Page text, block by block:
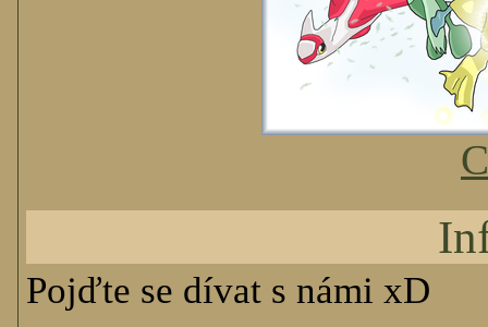
Pojďte se dívat s námi xD